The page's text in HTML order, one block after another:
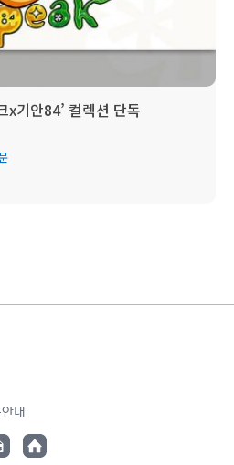
x기안84’ 컬렉션 단독
내